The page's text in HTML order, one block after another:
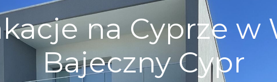
na Cyprze w
Bajeczny Cypr